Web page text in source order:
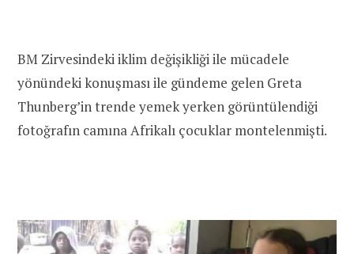
BM Zirvesindeki iklim değişikliği ile mücadele
yönündeki konuşması ile gündeme gelen Greta
Thunberg’in trende yemek yerken görüntülendiği
fotoğrafın camına Afrikalı çocuklar montelenmişti.